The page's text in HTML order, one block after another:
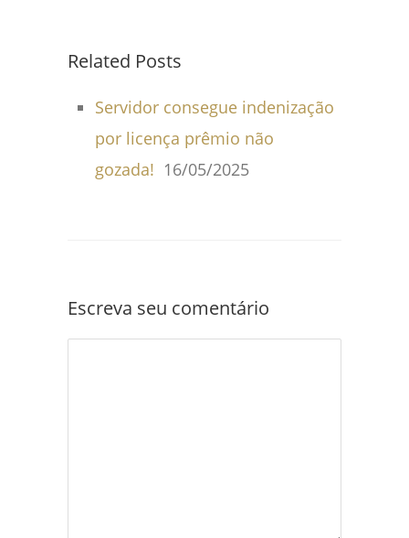
Related Posts
Servidor consegue indenização
por licença prêmio não
gozada! 16/05/2025
Escreva seu comentário